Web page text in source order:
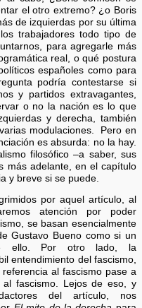
el otro extremo? ¿o Boris
de izquierdas por su última
trabajadores todo tipo de
para agregarle más
real, o qué postura
españoles como para
podría contestarse si
y partidos extravagantes,
o no la nación es lo que
y derecha, también
modulaciones. Pero en
es absurda: no la hay.
filosófico –a saber, sus
más adelante, en el capítulo
y breve si se puede.
por aquel artículo, al
atención por poder
se basan esencialmente
Gustavo Bueno como si un
ello. Por otro lado, la
entendimiento del fascismo,
al fascismo pase a
al fascismo. Lejos de eso, y
del artículo, nos